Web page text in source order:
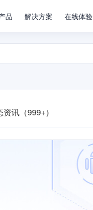
品 解决方案 在线体验
资讯（999+）